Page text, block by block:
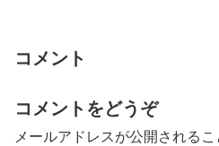
コメント
コメントをどうぞ
メールアドレスが公開されるこ